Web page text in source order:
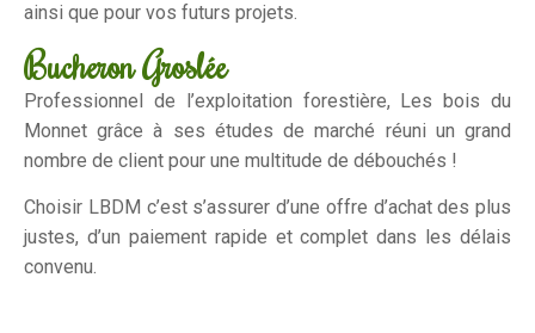
ainsi que pour vos futurs projets.
Bucheron Groslée
Professionnel de l’exploitation forestière, Les bois du
Monnet grâce à ses études de marché réuni un grand
nombre de client pour une multitude de débouchés !
Choisir LBDM c’est s’assurer d’une offre d’achat des plus
justes, d’un paiement rapide et complet dans les délais
convenu.